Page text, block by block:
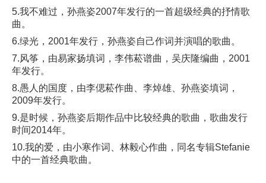
5.我不难过，孙燕姿2007年发行的一首超级经典的抒情歌
曲。
6.绿光，2001年发行，孙燕姿自己作词并演唱的歌曲。
7.风筝，由易家扬填词，李伟菘谱曲，吴庆隆编曲，2001
年发行。
8.愚人的国度，由李偲菘作曲、李焯雄、孙燕姿填词，
2009年发行。
9.是时候，孙燕姿后期作品中比较经典的歌曲，歌曲发行
时间2014年。
10.我的爱，由小寒作词、林毅心作曲，同名专辑Stefanie
中的一首经典歌曲。